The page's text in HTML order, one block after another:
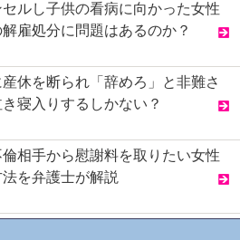
ルし子供の看病に向かった女性
雇処分に問題はあるのか？
休を断られ「辞めろ」と非難さ
寝入りするしかない？
相手から慰謝料を取りたい女性
を弁護士が解説